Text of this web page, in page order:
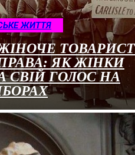
ЖИТТЯ
ЯК ЖІНКИ
СВІЙ ГОЛОС НА